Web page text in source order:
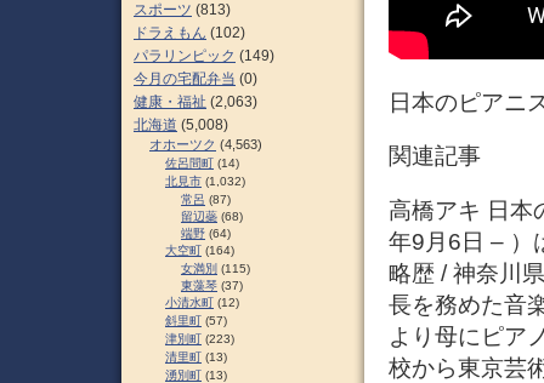
日本のピアニ
関連記事
高橋アキ 日本
年9月6日 – ）
略歴 / 神奈川
長を務めた音
より母にピア
校から東京芸
スポーツ (813)
ドラえもん (102)
パラリンピック (149)
今月の宅配弁当 (0)
健康・福祉 (2,063)
北海道 (5,008)
オホーツク (4,563)
佐呂間町 (14)
北見市 (1,032)
常呂 (87)
留辺蘂 (68)
端野 (64)
大空町 (164)
女満別 (115)
東藻琴 (37)
小清水町 (12)
斜里町 (57)
津別町 (223)
清里町 (13)
湧別町 (13)